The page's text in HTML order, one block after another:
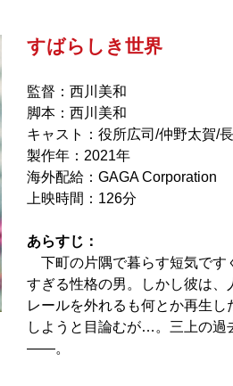
すばらしき世界
監督：西川美和
脚本：西川美和
キャスト：役所広司/仲野太賀/
製作年：2021年
海外配給：GAGA Corporation
上映時間：126分
あらすじ：
下町の片隅で暮らす短気です
すぎる性格の男。しかし彼は
レールを外れるも何とか再生
しようと目論むが…。三上の過
――。